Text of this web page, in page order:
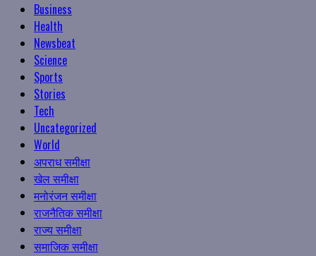
Business
Health
Newsbeat
Science
Sports
Stories
Tech
Uncategorized
World
अपराध समीक्षा
खेल समीक्षा
मनोरंजन समीक्षा
राजनैतिक समीक्षा
राज्य समीक्षा
समाजिक समीक्षा